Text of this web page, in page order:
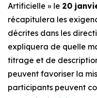
Artificielle » le 20
récapitulera les
décrites dans les
expliquera de quelle
titrage et de
peuvent favoriser la
participants peuvent